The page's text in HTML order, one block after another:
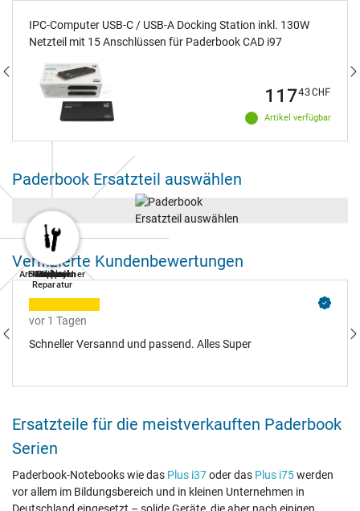
IPC-Computer USB-C / USB-A Docking Station inkl. 130W
Netzteil mit 15 Anschlüssen für Paderbook CAD i97
Artikel verfügbar
11743CHF
Paderbook Ersatzteil auswählen
Akkus
Tastatur
Netzteil
Lüfter
Display
Festplatten
Arbeitsspeicher
Notebook
Reparatur
Verifizierte Kundenbewertungen
vor 1 Tagen
Schneller Versannd und passend. Alles Super
Ersatzteile für die meistverkauften Paderbook
Serien
Paderbook-Notebooks wie das Plus i37oder das Plus i75werden
vor allem im Bildungsbereich und in kleinen Unternehmen in